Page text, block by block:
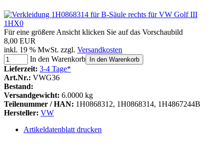
Für eine größere Ansicht klicken Sie auf das Vorschaubild
8,00 EUR
inkl. 19 % MwSt. zzgl. Versandkosten
In den Warenkorb
In den Warenkorb
Lieferzeit: 3-4 Tage*
Art.Nr.: VWG36
Bestand:
Versandgewicht: 6.0000 kg
Teilenummer / HAN: 1H0868312, 1H0868314, 1H4867244B
Hersteller: VW
Artikeldatenblatt drucken